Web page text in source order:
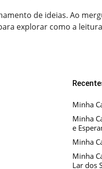
de ideias. Ao
explorar como a
Minha
Minha
e
Minha
Minha
Lar dos